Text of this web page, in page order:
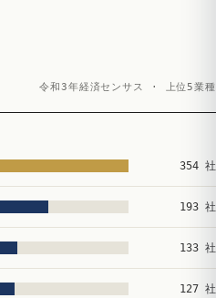
令和3年経済センサス · 上位5業種
354 社
193 社
133 社
127 社